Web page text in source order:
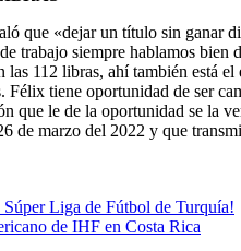
que «dejar un título sin
trabajo siempre hablamos
112 libras, ahí también está
Félix tiene oportunidad de ser
que le de la oportunidad se
de marzo del 2022 y que
Liga de Fútbol de Turquía!
de IHF en Costa Rica